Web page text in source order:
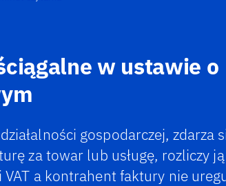
w ustawie o
gospodarczej, zdarza
za towar lub usługę, rozliczy ją
a kontrahent faktury nie